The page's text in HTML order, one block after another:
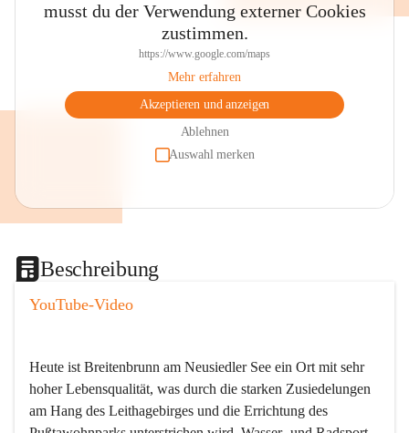
musst du der Verwendung externer Cookies
zustimmen.
https://www.google.com/maps
Mehr erfahren
Akzeptieren und anzeigen
Ablehnen
Auswahl merken
Beschreibung
YouTube-Video
Heute ist Breitenbrunn am Neusiedler See ein Ort mit sehr
hoher Lebensqualität, was durch die starken Zusiedelungen
am Hang des Leithagebirges und die Errichtung des